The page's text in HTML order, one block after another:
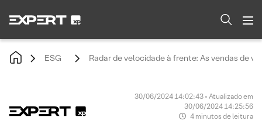
ESG Radar de velocidade à frente: As vendas de
30/06/2024 14:02:43 • Atualizado em
30/06/2024 14:25:56
4 minutos de leitura